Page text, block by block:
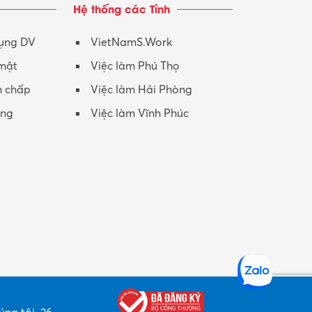
Nhân viên CSKH
Phục vụ khác
Promotion Girl (PG)
DV
chấp
Hệ thống các Tỉnh
VietNamS.Work
Việc làm Phú Thọ
Việc làm Hải Phòng
Việc làm Vĩnh Phúc